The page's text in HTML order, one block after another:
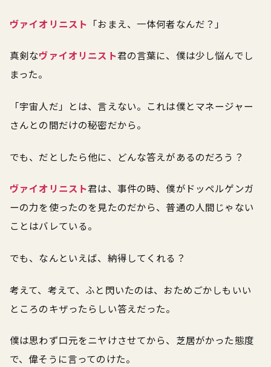
ヴァイオリニスト 「おまえ、一体何者なんだ？」
真剣なヴァイオリニスト君の言葉に、僕は少し悩んでし
まった。
「宇宙人だ」とは、言えない。これは僕とマネージャー
さんとの間だけの秘密だから。
でも、だとしたら他に、どんな答えがあるのだろう？
ヴァイオリニスト君は、事件の時、僕がドッペルゲンガ
ーの力を使ったのを見たのだから、普通の人間じゃない
ことはバレている。
でも、なんといえば、納得してくれる？
考えて、考えて、ふと閃いたのは、おためごかしもいい
ところのキザったらしい答えだった。
僕は思わず口元をニヤけさせてから、芝居がかった態度
で、偉そうに言ってのけた。